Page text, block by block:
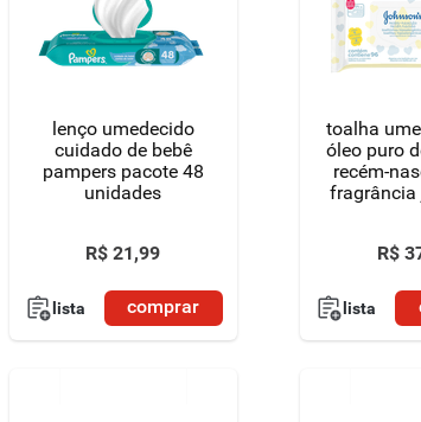
lenço umedecido
cuidado de bebê
pampers pacote 48
unidades
R$ 21,99
lista comprar
toalha
óleo puro
recém-
fragrância
R$
lista